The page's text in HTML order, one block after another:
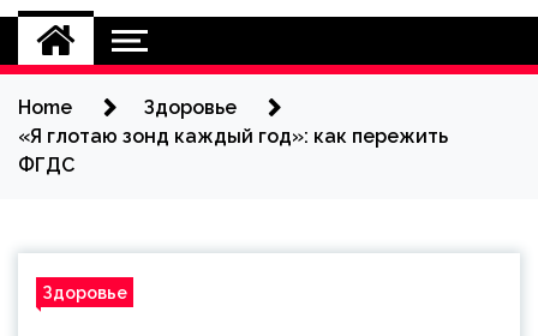
Home
Здоровье
«Я глотаю зонд каждый год»: как пережить
ФГДС
Здоровье